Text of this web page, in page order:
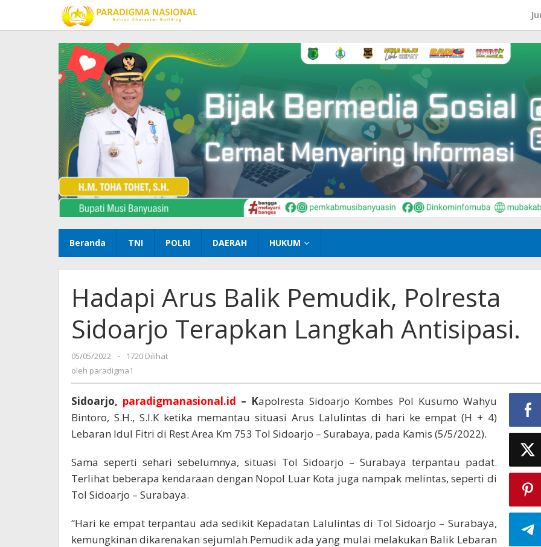
konten
Beranda TNI POLRI DAERAH HUKUM
Hadapi Arus Balik Pemudik, Polresta
Sidoarjo Terapkan Langkah Antisipasi.
05/05/2022
oleh
paradigma1
-
1720 Dilihat
oleh paradigma1
Sidoarjo, paradigmanasional.id – Kapolresta Sidoarjo Kombes Pol Kusumo Wahyu
Bintoro, S.H., S.I.K ketika memantau situasi Arus Lalulintas di hari ke empat (H + 4)
Lebaran Idul Fitri di Rest Area Km 753 Tol Sidoarjo – Surabaya, pada Kamis (5/5/2022).
Sama seperti sehari sebelumnya, situasi Tol Sidoarjo – Surabaya terpantau padat.
Terlihat beberapa kendaraan dengan Nopol Luar Kota juga nampak melintas, seperti di
Tol Sidoarjo – Surabaya.
“Hari ke empat terpantau ada sedikit Kepadatan Lalulintas di Tol Sidoarjo – Surabaya,
kemungkinan dikarenakan sejumlah Pemudik ada yang mulai melakukan Balik Lebaran